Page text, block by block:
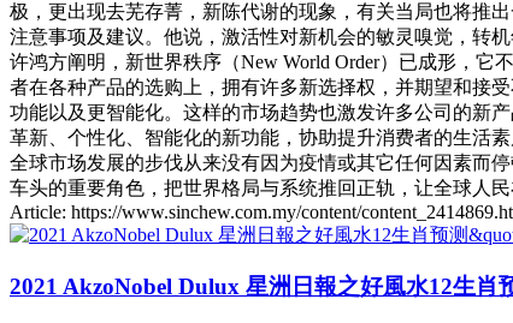
极，更出现去芜存菁，新陈代谢的现象，有关当局也将推
注意事项及建议。他说，激活性对新机会的敏灵嗅觉，转
许鸿方阐明，新世界秩序（New World Order）已成形，
者在各种产品的选购上，拥有许多新选择权，并期望和接
功能以及更智能化。这样的市场趋势也激发许多公司的新
革新、个性化、智能化的新功能，协助提升消费者的生活
全球市场发展的步伐从来没有因为疫情或其它任何因素而
车头的重要角色，把世界格局与系统推回正轨，让全球人
Article: https://www.sinchew.com.my/content/
2021 AkzoNobel Dulux 星洲日報之好風水12生肖